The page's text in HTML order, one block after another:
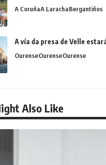
A CoruñaA LarachaBergantiños
A vía da presa de Velle
OurenseOurenseOurense
Also Like